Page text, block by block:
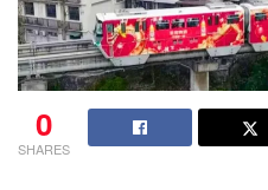
0
SHARES